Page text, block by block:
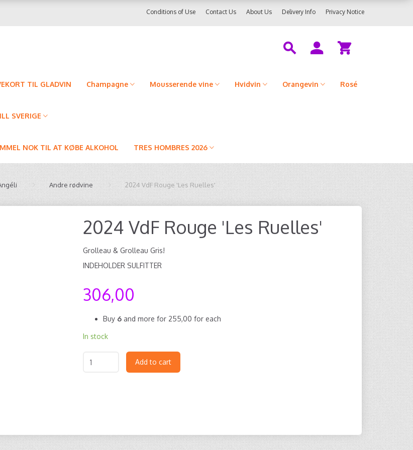
Privacy Notice
Delivery Info
About Us
Contact Us
Conditions of Use
TIL GLADVIN Champagne Mousserende vine Hvidvin Orangevin Rosé
SVERIGE
NOK TIL AT KØBE ALKOHOL TRES HOMBRES 2026
Andre rødvine 2024 VdF Rouge 'Les Ruelles'
2024 VdF Rouge 'Les Ruelles'
Grolleau & Grolleau Gris!
INDEHOLDER SULFITTER
306,00
Buy 6 and more for 255,00 for each
In stock
Add to cart